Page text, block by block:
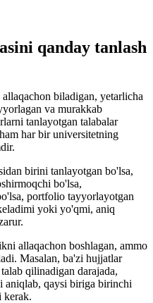
qanday tanlash
biladigan, yetarlicha
va murakkab
tanlayotgan talabalar
har bir universitetning
birini tanlayotgan bo'lsa,
bo'lsa,
portfolio tayyorlayotgan
yoki yo'qmi, aniq
allaqachon boshlagan, ammo
Masalan, ba'zi hujjatlar
qilinadigan darajada,
aniqlab, qaysi biriga birinchi
kerak.